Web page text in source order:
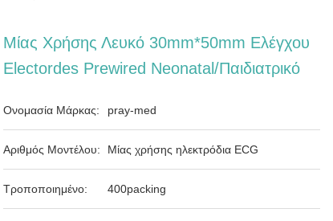
Μίας Χρήσης Λευκό 30mm*50mm Ελέγχου
Electordes Prewired Neonatal/παιδιατρικό
Ονομασία Μάρκας: pray-med
Αριθμός Μοντέλου: Μίας χρήσης ηλεκτρόδια ECG
Τροποποιημένο: 400packing